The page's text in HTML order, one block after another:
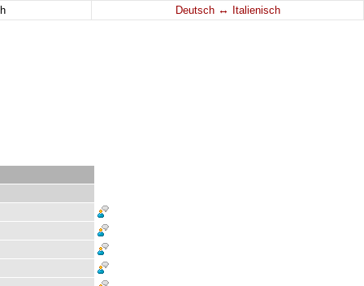
Deutsch ↔ Italienisch